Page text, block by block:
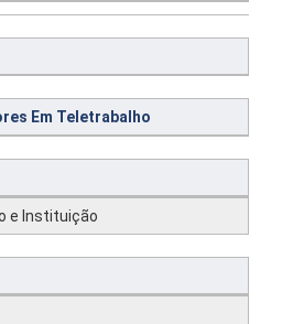
Em Teletrabalho
e Instituição